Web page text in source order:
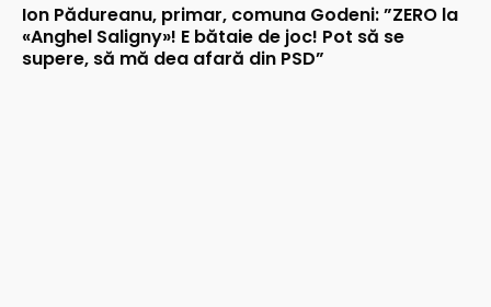
Ion Pădureanu, primar, comuna Godeni: ”ZERO la
«Anghel Saligny»! E bătaie de joc! Pot să se
supere, să mă dea afară din PSD”